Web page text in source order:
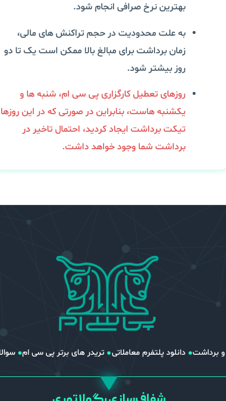
بهترین نرخ صرافی انجام شود.
به علت محدودیت در حجم تراکنش های مالی،
زمان برداشت برای مبالغ بالا ممکن است یک تا دو
روز بیشتر شود.
روزهای تعطیل کارگزاری پی سی ام، شنبه ها و
یکشنبه هاست، بنابراین در صورتی که در این روزها
تیکت برداشت ایجاد کردید، احتمال تاخیر در
برداشت شما وجود خواهد داشت.
و برداشت دانلود پلتفرم معاملاتی تریدر های برتر پی سی ام